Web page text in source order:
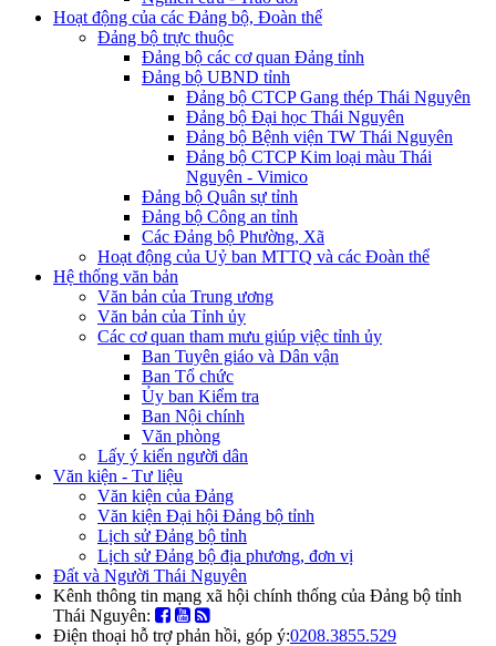
Hoạt động của các Đảng bộ, Đoàn thể
Đảng bộ trực thuộc
Đảng bộ các cơ quan Đảng tỉnh
Đảng bộ UBND tỉnh
Đảng bộ CTCP Gang thép Thái Nguyên
Đảng bộ Đại học Thái Nguyên
Đảng bộ Bệnh viện TW Thái Nguyên
Đảng bộ CTCP Kim loại màu Thái
Nguyên - Vimico
Đảng bộ Quân sự tỉnh
Đảng bộ Công an tỉnh
Các Đảng bộ Phường, Xã
Hoạt động của Uỷ ban MTTQ và các Đoàn thể
Hệ thống văn bản
Văn bản của Trung ương
Văn bản của Tỉnh ủy
Các cơ quan tham mưu giúp việc tỉnh ủy
Ban Tuyên giáo và Dân vận
Ban Tổ chức
Ủy ban Kiểm tra
Ban Nội chính
Văn phòng
Lấy ý kiến người dân
Văn kiện - Tư liệu
Văn kiện của Đảng
Văn kiện Đại hội Đảng bộ tỉnh
Lịch sử Đảng bộ tỉnh
Lịch sử Đảng bộ địa phương, đơn vị
Đất và Người Thái Nguyên
Kênh thông tin mạng xã hội chính thống của Đảng bộ tỉnh
Thái Nguyên:
Điện thoại hỗ trợ phản hồi, góp ý:0208.3855.529